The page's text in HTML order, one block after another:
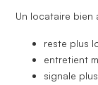
Un locataire bien
reste plus
entretient
signale